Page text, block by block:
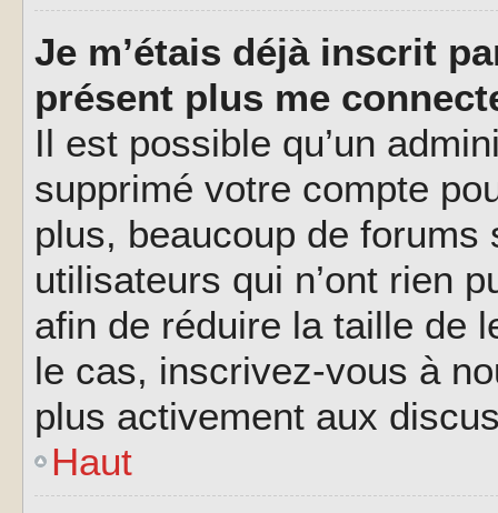
Je m’étais déjà inscrit
présent plus me
Il est possible qu’un
supprimé votre compte
plus, beaucoup de
utilisateurs qui n’ont rien
afin de réduire la taille de
le cas, inscrivez-vous à
plus activement aux
Haut